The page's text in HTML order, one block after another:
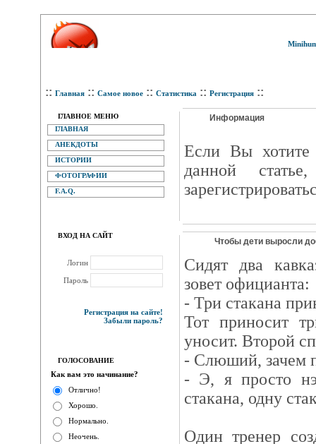
:: Главная :: Самое новое :: Статистика :: Регистрация ::
ГЛАВНОЕ МЕНЮ
ГЛАВНАЯ
АНЕКДОТЫ
ИСТОРИИ
ФОТОГРАФИИ
F.A.Q.
ВХОД НА САЙТ
Логин
Пароль
Регистрация на сайте!
Забыли пароль?
ГОЛОСОВАНИЕ
Как вам это начинание?
Отлично!
Хорошо.
Нормально.
Неочень.
Информация
Eсли Вы хотите
данной
Чтобы дети выросли
Сидят два
зовет официанта:
- Три стакана
Тот приносит
уносит. Второй
- Слюший, зачем
- Э, я просто
стакана, одну
Один тренер